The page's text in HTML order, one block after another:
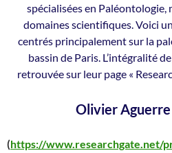
spécialisées en Paléontologie,
domaines scientifiques. Voici
centrés principalement sur la
bassin de Paris. L’intégralité
retrouvée sur leur page «
Olivier
(https://www.researchgate.net/